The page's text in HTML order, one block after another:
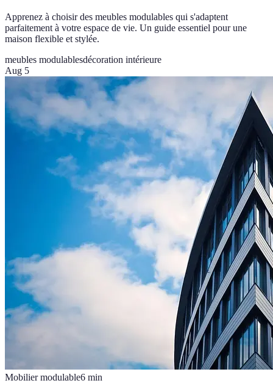
Apprenez à choisir des meubles modulables qui s'adaptent
parfaitement à votre espace de vie. Un guide essentiel pour une
maison flexible et stylée.
meubles modulablesdécoration intérieure
Aug 5
Mobilier modulable6 min